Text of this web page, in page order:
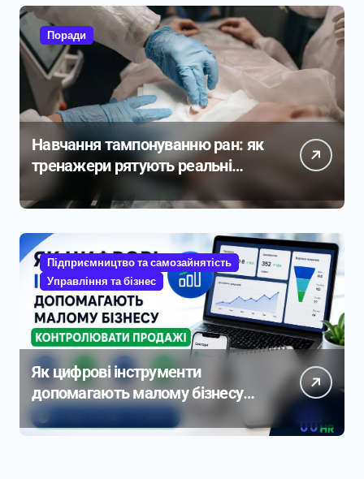
Поради
Навчання тампонуванню ран: як
тренажери рятують реальні
життя
Підприємництво та самозайнятість
Управління та бізнес
Як цифрові інструменти
допомагають малому бізнесу
контролювати продажі